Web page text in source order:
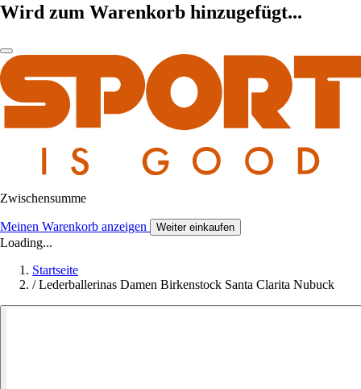
Wird zum Warenkorb hinzugefügt...
Zwischensumme
Meinen Warenkorb anzeigen Weiter einkaufen
Loading...
Startseite
/ Lederballerinas Damen Birkenstock Santa Clarita Nubuck